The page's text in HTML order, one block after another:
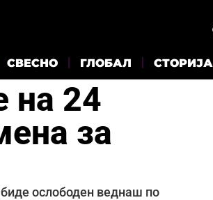
СВЕСНО ГЛОБАЛ СТОРИЈА
на 24
за
ослободен веднаш по